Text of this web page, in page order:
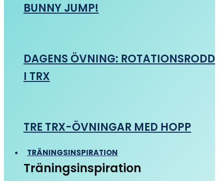
BUNNY JUMP!
DAGENS ÖVNING: ROTATIONSRODD
I TRX
TRE TRX-ÖVNINGAR MED HOPP
TRÄNINGSINSPIRATION
Träningsinspiration